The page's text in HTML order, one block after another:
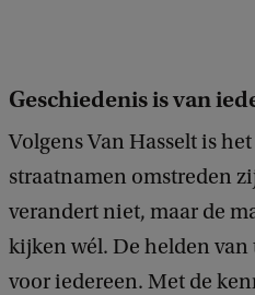
h
M
Geschiedenis is van
Volgens Van Hasselt is
straatnamen omstreden
verandert niet, maar de
kijken wél. De helden
voor iedereen. Met de